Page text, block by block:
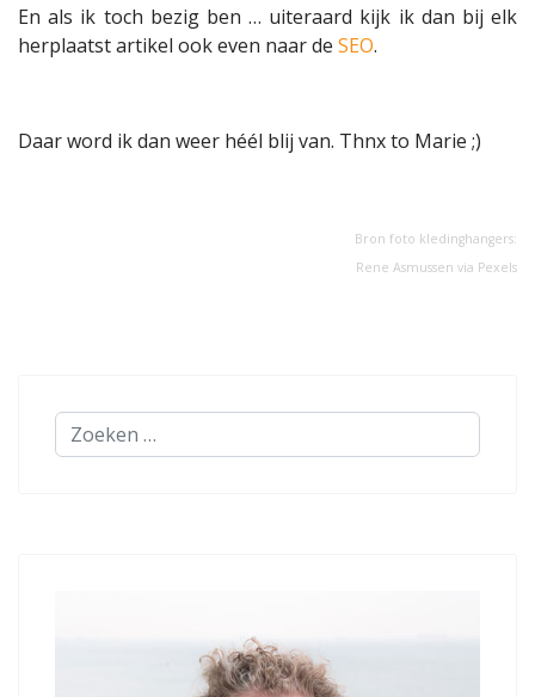
En als ik toch bezig ben … uiteraard kijk ik dan bij elk
herplaatst artikel ook even naar de SEO.
Daar word ik dan weer héél blij van. Thnx to Marie ;)
Bron foto kledinghangers:
Rene Asmussen via Pexels